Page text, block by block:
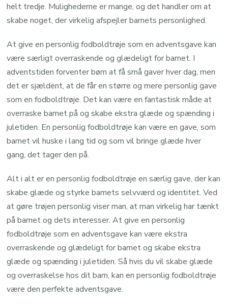
helt tredje. Mulighederne er mange, og det handler om at
skabe noget, der virkelig afspejler barnets personlighed.
At give en personlig fodboldtrøje som en adventsgave kan
være særligt overraskende og glædeligt for barnet. I
adventstiden forventer børn at få små gaver hver dag, men
det er sjældent, at de får en større og mere personlig gave
som en fodboldtrøje. Det kan være en fantastisk måde at
overraske barnet på og skabe ekstra glæde og spænding i
juletiden. En personlig fodboldtrøje kan være en gave, som
barnet vil huske i lang tid og som vil bringe glæde hver
gang, det tager den på.
Alt i alt er en personlig fodboldtrøje en særlig gave, der kan
skabe glæde og styrke barnets selvværd og identitet. Ved
at gøre trøjen personlig viser man, at man virkelig har tænkt
på barnet og dets interesser. At give en personlig
fodboldtrøje som en adventsgave kan være ekstra
overraskende og glædeligt for barnet og skabe ekstra
glæde og spænding i juletiden. Så hvis du vil skabe glæde
og overraskelse hos dit barn, kan en personlig fodboldtrøje
være den perfekte adventsgave.